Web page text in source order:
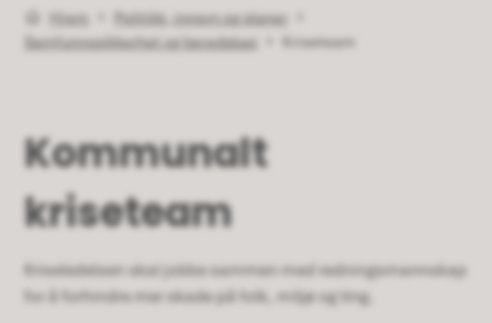
Du er her:
Hjem
Politikk, innsyn og planer
Samfunnssikkerhet og beredskap
Kriseteam
Kommunalt
kriseteam
Kriseledelsen skal jobbe sammen med redningsmannskap
for å forhindre mer skade på folk, miljø og ting.